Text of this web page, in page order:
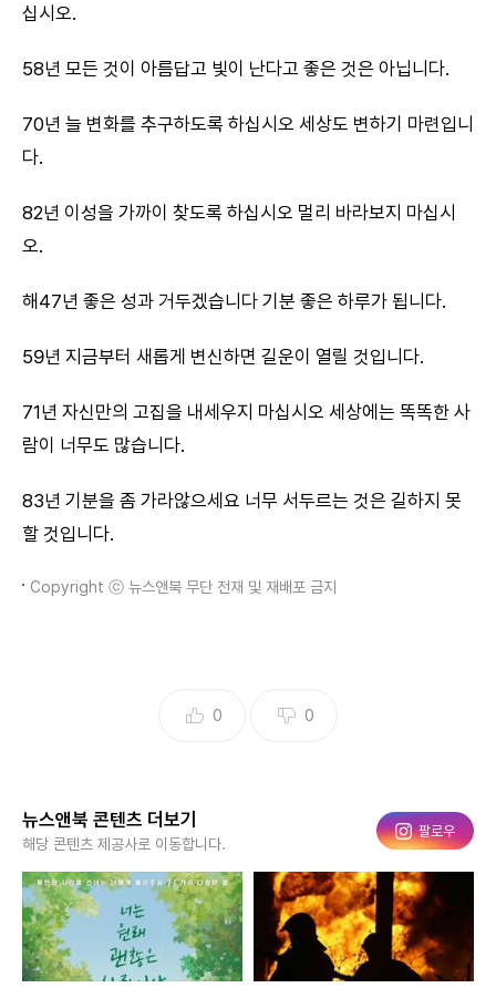
십시오.
58년 모든 것이 아름답고 빛이 난다고 좋은 것은 아닙니다.
70년 늘 변화를 추구하도록 하십시오 세상도 변하기 마련입니
다.
82년 이성을 가까이 찾도록 하십시오 멀리 바라보지 마십시
오.
해47년 좋은 성과 거두겠습니다 기분 좋은 하루가 됩니다.
59년 지금부터 새롭게 변신하면 길운이 열릴 것입니다.
71년 자신만의 고집을 내세우지 마십시오 세상에는 똑똑한 사
람이 너무도 많습니다.
83년 기분을 좀 가라않으세요 너무 서두르는 것은 길하지 못
할 것입니다.
Copyright ⓒ 뉴스앤북 무단 전재 및 재배포 금지
0 0
뉴스앤북 콘텐츠 더보기
해당 콘텐츠 제공사로 이동합니다.
팔로우